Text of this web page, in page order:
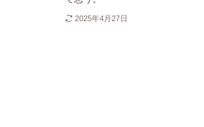
2025年4月27日